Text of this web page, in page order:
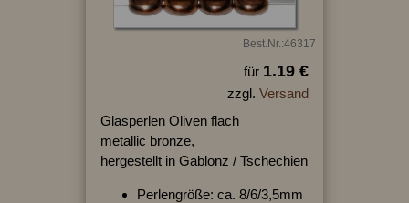
Best.Nr.:46317
für 1.19 €
zzgl. Versand
Glasperlen Oliven flach
metallic bronze,
hergestellt in Gablonz / Tschechien
Perlengröße: ca. 8/6/3,5mm